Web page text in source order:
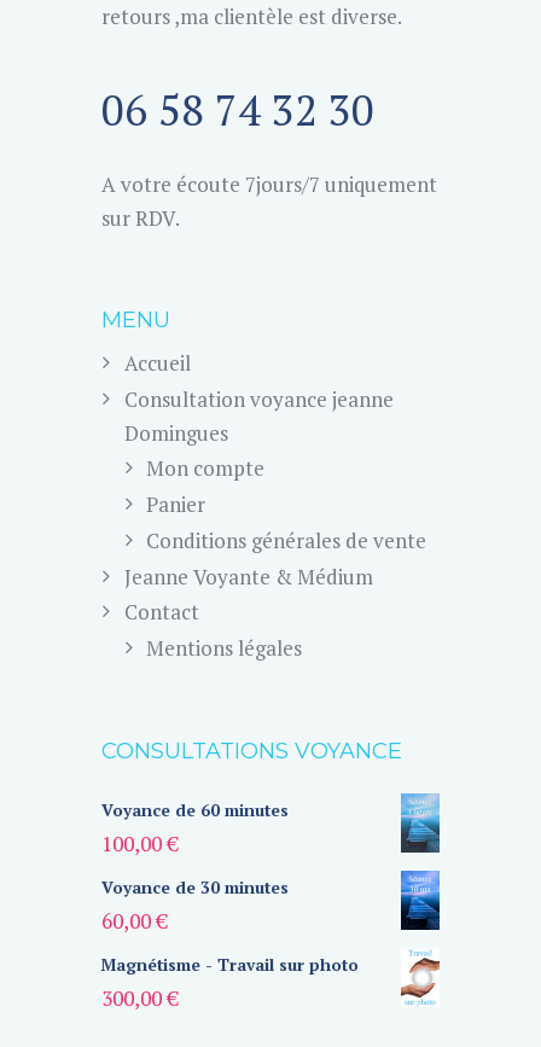
retours ,ma clientèle est diverse.
06 58 74 32 30
A votre écoute 7jours/7 uniquement
sur RDV.
MENU
Accueil
Consultation voyance jeanne
Domingues
Mon compte
Panier
Conditions générales de vente
Jeanne Voyante & Médium
Contact
Mentions légales
CONSULTATIONS VOYANCE
Voyance de 60 minutes
100,00€
Voyance de 30 minutes
60,00€
Magnétisme - Travail sur photo
300,00€